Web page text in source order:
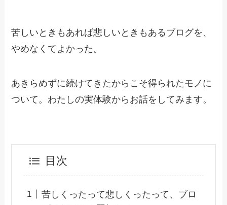
苦しいときもあれば悲しいときもあるブログを、
やめなくてよかった。
あきらめずに続けてきたからこそ得られたモノに
ついて。わたしの実体験からお話をしてみます。
目次
苦しくったって悲しくったって、ブロ